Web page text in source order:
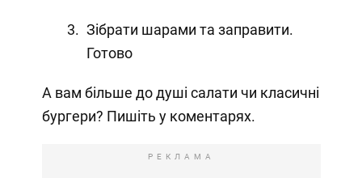
Зібрати шарами та заправити.
Готово
А вам більше до душі салати чи класичні
бургери? Пишіть у коментарях.
РЕКЛАМА